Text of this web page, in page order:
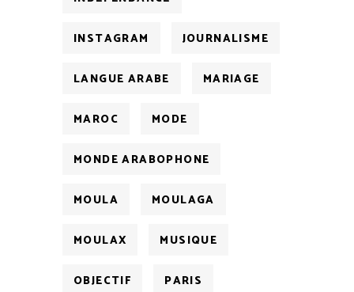
INSTAGRAM JOURNALISME
LANGUE ARABE MARIAGE
MAROC MODE
MONDE ARABOPHONE
MOULA MOULAGA
MOULAX MUSIQUE
OBJECTIF PARIS